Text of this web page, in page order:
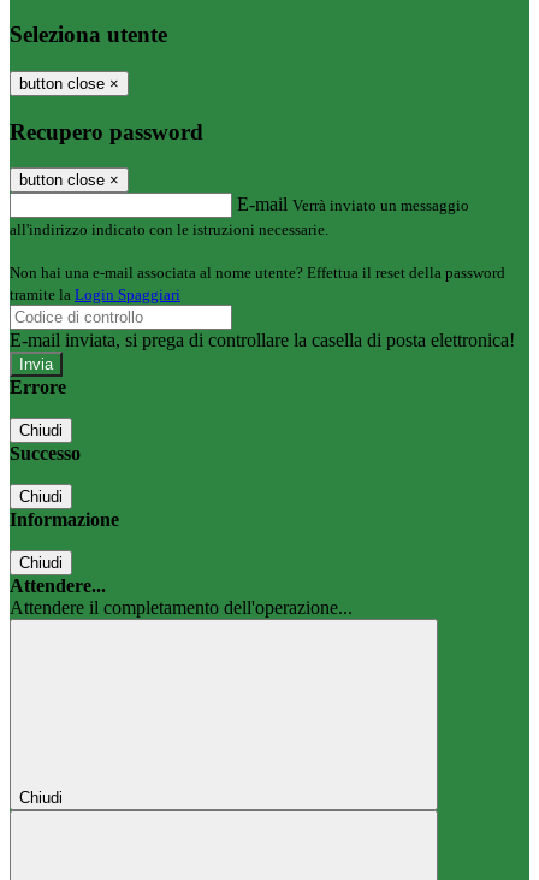
Seleziona utente
button close ×
Recupero password
button close ×
E-mail Verrà inviato un messaggio
all'indirizzo indicato con le istruzioni necessarie.
Non hai una e-mail associata al nome utente? Effettua il reset della password
tramite la Login Spaggiari
E-mail inviata, si prega di controllare la casella di posta elettronica!
Errore
Chiudi
Successo
Chiudi
Informazione
Chiudi
Attendere...
Attendere il completamento dell'operazione...
Chiudi